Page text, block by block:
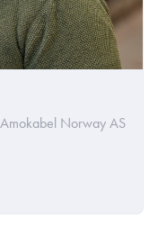
Amokabel Norway AS